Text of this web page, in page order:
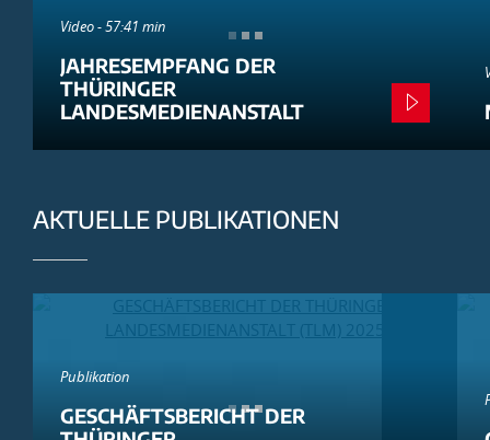
Video - 57:41 min
JAHRESEMPFANG DER
THÜRINGER
LANDESMEDIENANSTALT
AKTUELLE PUBLIKATIONEN
Publikation
GESCHÄFTSBERICHT DER